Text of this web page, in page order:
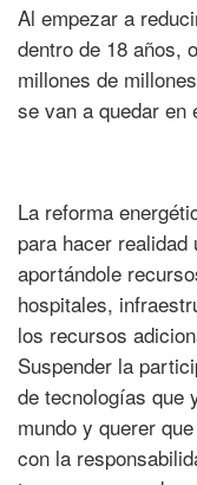
Al empezar a
dentro de 18 años,
millones de
se van a quedar en
La reforma
para hacer
aportándole
hospitales,
los recursos
Suspender la
de tecnologías que
mundo y querer
con la